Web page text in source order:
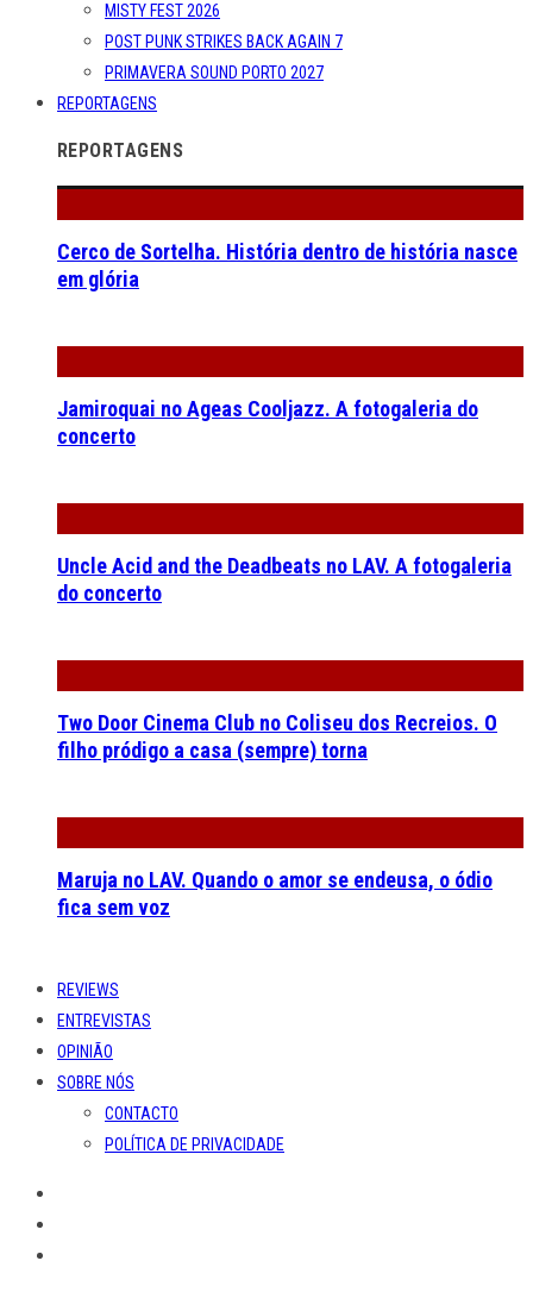
MISTY FEST 2026
POST PUNK STRIKES BACK AGAIN 7
PRIMAVERA SOUND PORTO 2027
REPORTAGENS
REPORTAGENS
Cerco de Sortelha. História dentro de história nasce
em glória
Jamiroquai no Ageas Cooljazz. A fotogaleria do
concerto
Uncle Acid and the Deadbeats no LAV. A fotogaleria
do concerto
Two Door Cinema Club no Coliseu dos Recreios. O
filho pródigo a casa (sempre) torna
Maruja no LAV. Quando o amor se endeusa, o ódio
fica sem voz
REVIEWS
ENTREVISTAS
OPINIÃO
SOBRE NÓS
CONTACTO
POLÍTICA DE PRIVACIDADE